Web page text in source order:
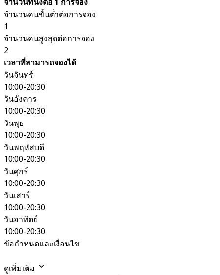
จำนวนคนขั้นต่ำต่อการจอง
1
จำนวนคนสูงสุดต่อการจอง
2
เวลาที่สามารถจองได้
วันจันทร์
10:00-20:30
วันอังคาร
10:00-20:30
วันพุธ
10:00-20:30
วันพฤหัสบดี
10:00-20:30
วันศุกร์
10:00-20:30
วันเสาร์
10:00-20:30
วันอาทิตย์
10:00-20:30
ข้อกำหนดและเงื่อนไข
ดูเพิ่มเติม